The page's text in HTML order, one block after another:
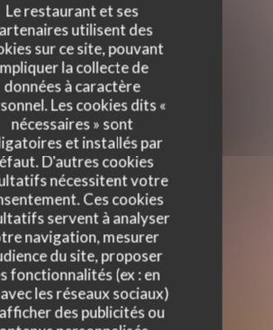
Le restaurant et ses
utilisent des
sur ce site, pouvant
la collecte de
données à caractère
Les cookies dits «
nécessaires » sont
et installés par
D'autres cookies
nécessitent votre
Ces cookies
servent à analyser
navigation, mesurer
du site, proposer
fonctionnalités (ex : en
les réseaux sociaux)
des publicités ou